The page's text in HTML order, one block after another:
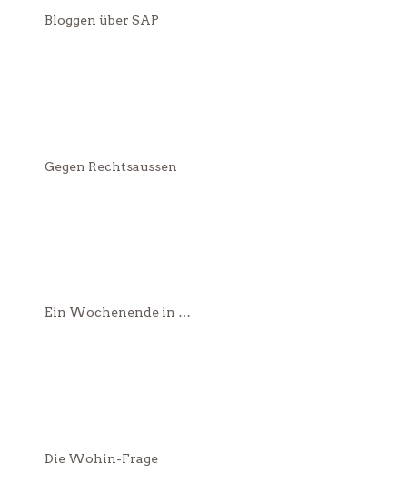
Bloggen über SAP
Gegen Rechtsaussen
Ein Wochenende in …
Die Wohin-Frage